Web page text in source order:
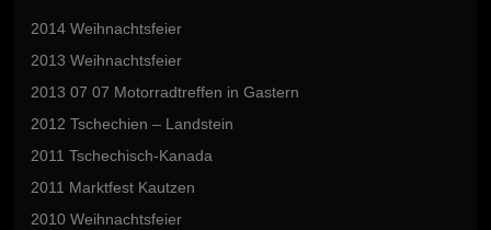
2014 Weihnachtsfeier
2013 Weihnachtsfeier
2013 07 07 Motorradtreffen in Gastern
2012 Tschechien – Landstein
2011 Tschechisch-Kanada
2011 Marktfest Kautzen
2010 Weihnachtsfeier